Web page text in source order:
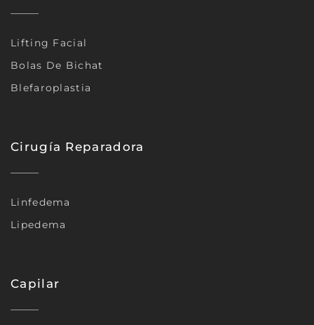
Lifting Facial
Bolas De Bichat
Blefaroplastia
Cirugía Reparadora
Linfedema
Lipedema
Capilar